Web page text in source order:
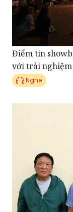
Điểm tin
với trải
Nghe